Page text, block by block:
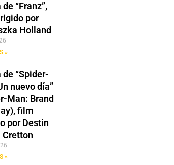
“Franz”,
por
Holland
»
“Spider-
nuevo día”
Man: Brand
film
por Destin
Cretton
»